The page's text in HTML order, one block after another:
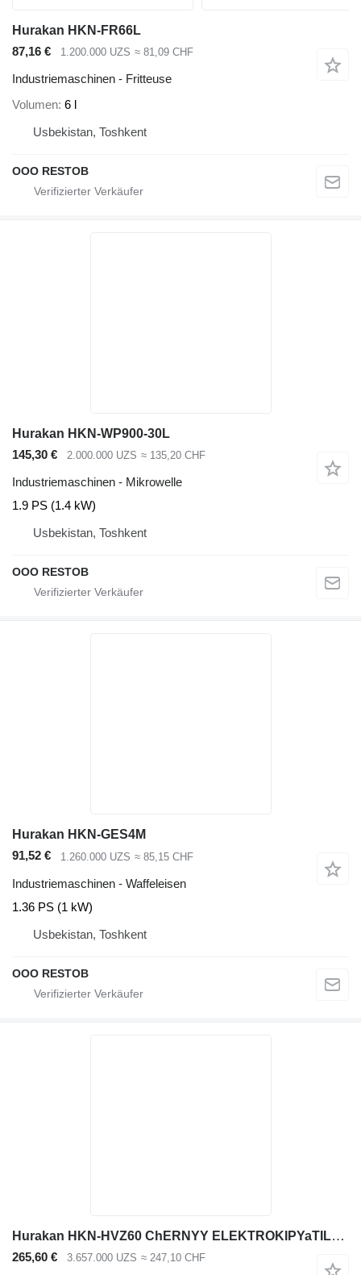
Hurakan HKN-FR66L
87,16 €
1.200.000 UZS ≈ 81,09 CHF
Industriemaschinen - Fritteuse
Volumen 6 l
Usbekistan, Toshkent
OOO RESTOB
Hurakan HKN-WP900-30L
145,30 €
2.000.000 UZS ≈ 135,20 CHF
Industriemaschinen - Mikrowelle
1.9 PS (1.4 kW)
Usbekistan, Toshkent
OOO RESTOB
Hurakan HKN-GES4M
91,52 €
1.260.000 UZS ≈ 85,15 CHF
Industriemaschinen - Waffeleisen
1.36 PS (1 kW)
Usbekistan, Toshkent
OOO RESTOB
Hurakan HKN-HVZ60 ChERNYY ELEKTROKIPYaTILNIK
265,60 € 3.657.000 UZS ≈ 247,10 CHF